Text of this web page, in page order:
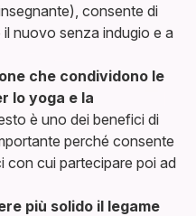
consente di
nuovo senza indugio e a
che condividono le
lo yoga e la
è uno dei benefici di
perché consente
con cui partecipare poi ad
più solido il legame